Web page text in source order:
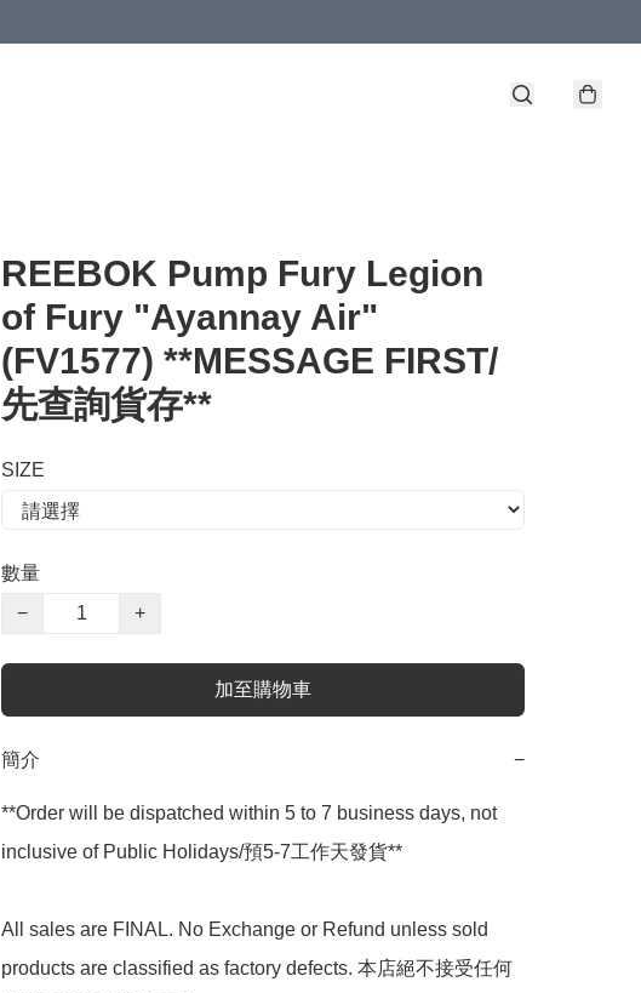
REEBOK Pump Fury Legion
of Fury "Ayannay Air"
(FV1577) **MESSAGE FIRST/
先查詢貨存**
SIZE
數量
−
+
加至購物車
簡介 −
**Order will be dispatched within 5 to 7 business days, not
inclusive of Public Holidays/預5-7工作天發貨**
All sales are FINAL. No Exchange or Refund unless sold
products are classified as factory defects. 本店絕不接受任何